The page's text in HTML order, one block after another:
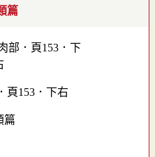
篇
頁153．下右